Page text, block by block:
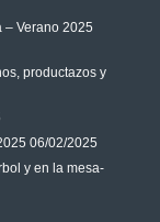
– Verano 2025
productazos y
06/02/2025
y en la mesa-